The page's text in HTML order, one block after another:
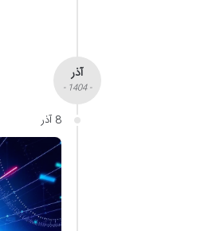
آذر
- 1404 -
8 آذر